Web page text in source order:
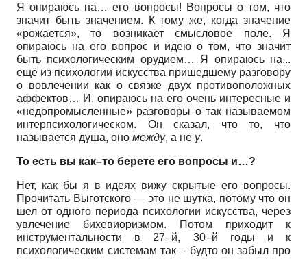
Я опираюсь на… его вопросы! Вопросы о том, что
значит быть значением. К тому же, когда значение
«рожается», то возникает смысловое поле. Я
опираюсь на его вопрос и идею о том, что значит
быть психологическим орудием… Я опираюсь на...
ещё из психологии искусства пришедшему разговору
о вовлечении как о связке двух противоположных
аффектов… И, опираюсь на его очень интересные и
«недопромысленные» разговоры о так называемом
интерпсихологическом. Он сказал, что то, что
называется душа, оно между, а не у.
То есть вы как–то берете его вопросы и…?
Нет, как бы я в идеях вижу скрытые его вопросы.
Прочитать Выготского — это не шутка, потому что он
шел от одного периода психологии искусства, через
увлечение бихевиоризмом. Потом приходит к
инструментальности в 27–й, 30–й годы и к
психологическим системам так – будто он забыл про